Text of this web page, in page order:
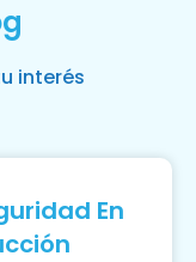
interés
En